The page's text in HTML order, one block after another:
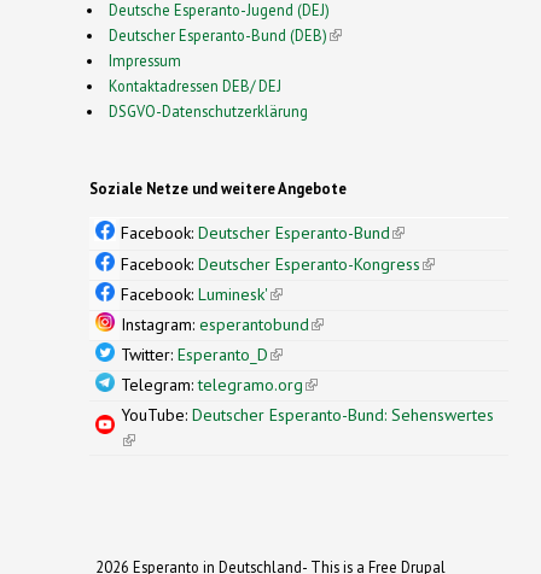
Deutsche Esperanto-Jugend (DEJ)
Deutscher Esperanto-Bund (DEB)(link is external)
Impressum
Kontaktadressen DEB/ DEJ
DSGVO-Datenschutzerklärung
Soziale Netze und weitere Angebote
Facebook: Deutscher Esperanto-Bund(link is
external)
Facebook: Deutscher Esperanto-Kongress(link is
Facebook: Luminesk'(link is external)
Instagram: esperantobund(link is external)
Twitter: Esperanto_D(link is external)
Telegram:telegramo.org(link is external)
YouTube: Deutscher Esperanto-Bund: Sehenswertes
(link is external)
2026 Esperanto in Deutschland- This is a Free Drupal